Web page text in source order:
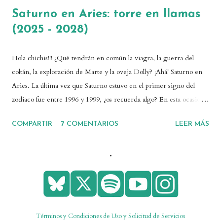
Saturno en Aries: torre en llamas
(2025 - 2028)
Hola chichis!!! ¿Qué tendrán en común la viagra, la guerra del
coltán, la exploración de Marte y la oveja Dolly? ¡Ahá! Saturno en
Aries. La última vez que Saturno estuvo en el primer signo del
zodíaco fue entre 1996 y 1999, ¿os recuerda algo? En esta ocasión
de 2025 hasta abril de 2028. ¡Os cuento todo! 💓También puedes
representa Saturno y por qué su tránsito es relevante? Saturno es
un planeta lento que tarda unas tres décadas en completar una
vuelta al reloj cósmico. Como planeta social, está vinculado a
procesos y acontecimientos de carácter histórico. También
COMPARTIR 7 COMENTARIOS LEER MÁS
.
Términos y Condiciones de Uso y Solicitud de Servicios